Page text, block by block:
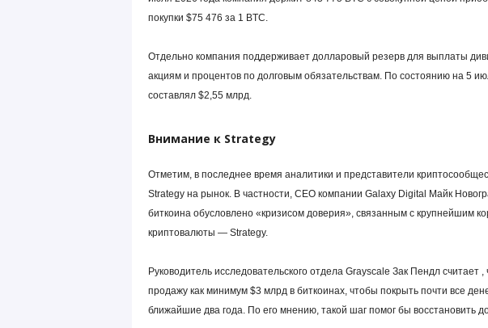
покупки $75 476 за 1 BTC.
Отдельно компания поддерживает долларовый резерв для выплаты
акциям и процентов по долговым обязательствам. По состоянию на 5
составлял $2,55 млрд.
Внимание к Strategy
Отметим, в последнее время аналитики и представители
Strategy на рынок. В частности, CEO компании Galaxy Digital Майк
биткоина обусловлено «кризисом доверия», связанным с крупнейшим
криптовалюты — Strategy.
Руководитель исследовательского отдела Grayscale Зак Пендл считает
продажу как минимум $3 млрд в биткоинах, чтобы покрыть почти все
ближайшие два года. По его мнению, такой шаг помог бы восстановить